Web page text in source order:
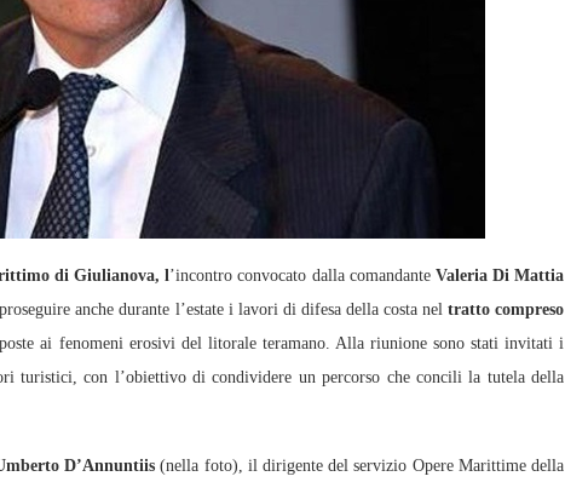
di Giulianova, l’incontro convocato dalla comandante Valeria Di Mattia
anche durante l’estate i lavori di difesa della costa nel tratto compreso
ai fenomeni erosivi del litorale teramano. Alla riunione sono stati invitati i
turistici, con l’obiettivo di condividere un percorso che concili la tutela della
D’Annuntiis (nella foto), il dirigente del servizio Opere Marittime della